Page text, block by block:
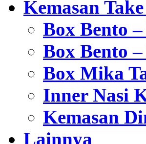
Kemasan
Box Bento
Box Bento
Box Mika
Inner Nasi
Kemasan
Lainnya